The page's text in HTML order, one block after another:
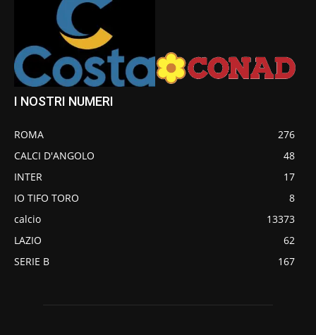
I NOSTRI NUMERI
ROMA
276
CALCI D'ANGOLO
48
INTER
17
IO TIFO TORO
8
calcio
13373
LAZIO
62
SERIE B
167